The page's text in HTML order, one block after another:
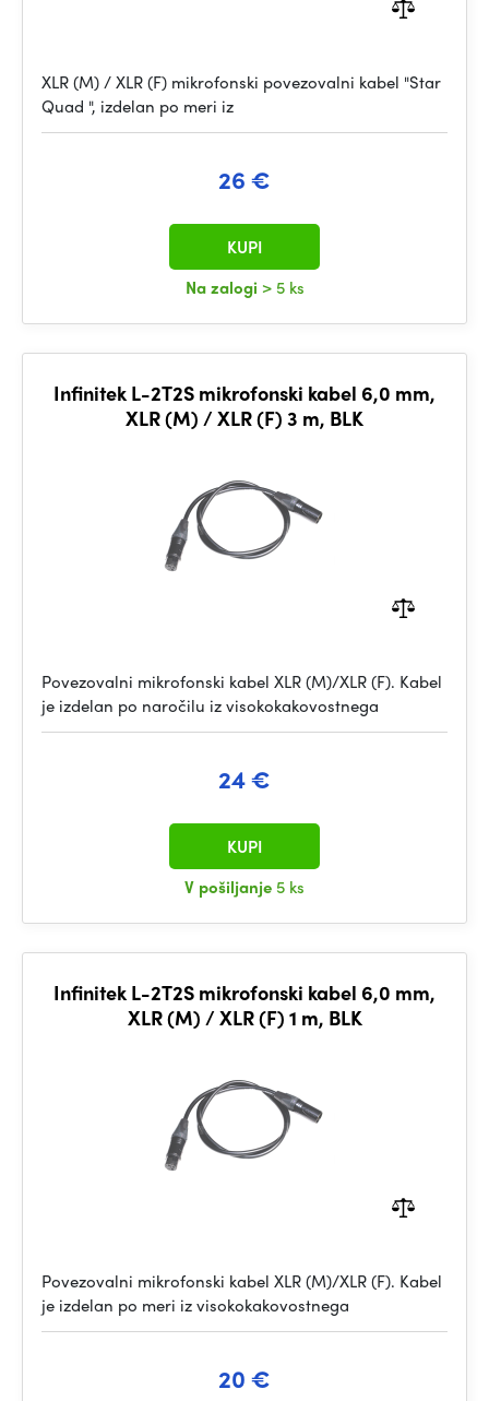
XLR (M) / XLR (F) mikrofonski povezovalni kabel "Star
Quad ", izdelan po meri iz
26 €
Na zalogi > 5 ks
KUPI
Infinitek L-2T2S mikrofonski kabel 6,0 mm,
XLR (M) / XLR (F) 3 m, BLK
Povezovalni mikrofonski kabel XLR (M)/XLR (F). Kabel
je izdelan po naročilu iz visokokakovostnega
24 €
V pošiljanje 5 ks
KUPI
Infinitek L-2T2S mikrofonski kabel 6,0 mm,
XLR (M) / XLR (F) 1 m, BLK
Povezovalni mikrofonski kabel XLR (M)/XLR (F). Kabel
je izdelan po meri iz visokokakovostnega
20 €